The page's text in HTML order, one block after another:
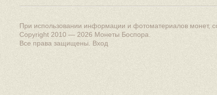
При использовании информации и фотоматериалов монет,
Copyright 2010 — 2026 Монеты Боспора
Все права защищены. Вход